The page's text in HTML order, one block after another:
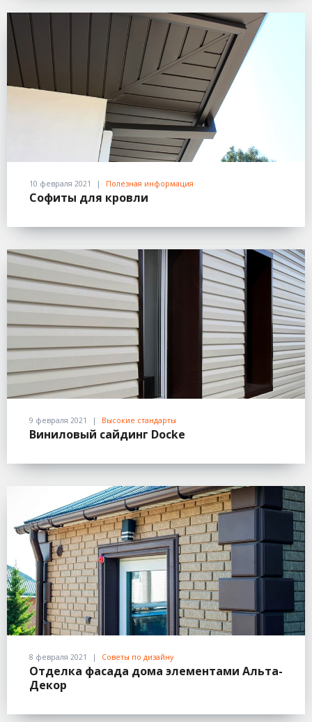
10 февраля 2021 Полезная информация
Софиты для кровли
9 февраля 2021 Высокие стандарты
Виниловый сайдинг Docke
8 февраля 2021 Советы по дизайну
Отделка фасада дома элементами Альта-
Декор